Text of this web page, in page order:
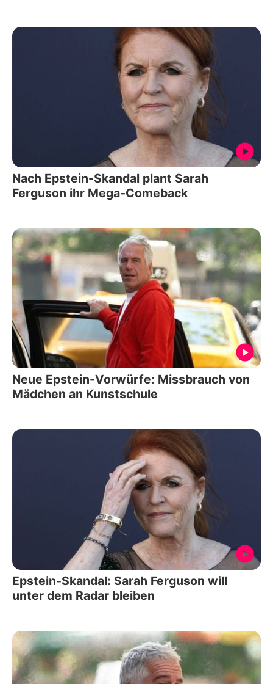
Nach Epstein-Skandal plant Sarah
Ferguson ihr Mega-Comeback
Neue Epstein-Vorwürfe: Missbrauch von
Mädchen an Kunstschule
Epstein-Skandal: Sarah Ferguson will
unter dem Radar bleiben